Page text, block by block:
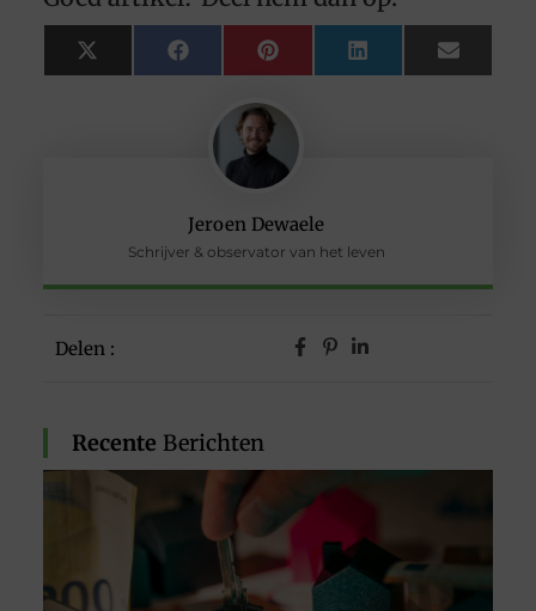
Jeroen Dewaele
Schrijver & observator van het leven
Delen :
Recente Berichten
X
(Twitter)
FacebookPinterest LinkedIn Email